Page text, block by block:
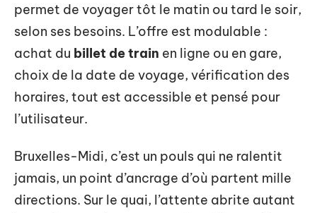
permet de voyager tôt le matin ou tard le soir,
selon ses besoins. L’offre est modulable :
achat du billet de train en ligne ou en gare,
choix de la date de voyage, vérification des
horaires, tout est accessible et pensé pour
l’utilisateur.
Bruxelles-Midi, c’est un pouls qui ne ralentit
jamais, un point d’ancrage d’où partent mille
directions. Sur le quai, l’attente abrite autant